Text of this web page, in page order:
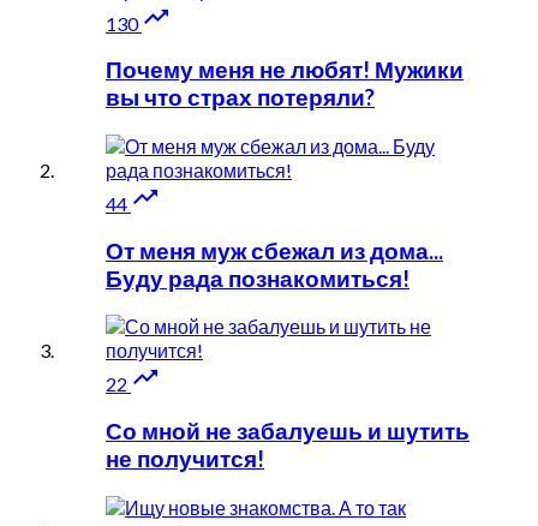
130 
Почему меня не любят! Мужики
вы что страх потеряли?
44 
От меня муж сбежал из дома...
Буду рада познакомиться!
22 
Со мной не забалуешь и шутить
не получится!